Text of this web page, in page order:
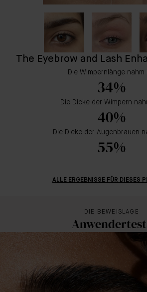
The Eyebrow and Lash
34%
Die Wimpernlänge nahm
40%
Die Dicke der Wimpern
55%
Die Dicke der Augenbrauen
ALLE ERGEBNISSE FÜR DIESES
DIE BEWEISLAGE